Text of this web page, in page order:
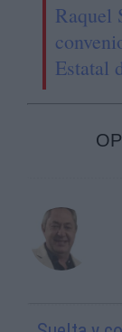
Raquel
Estatal